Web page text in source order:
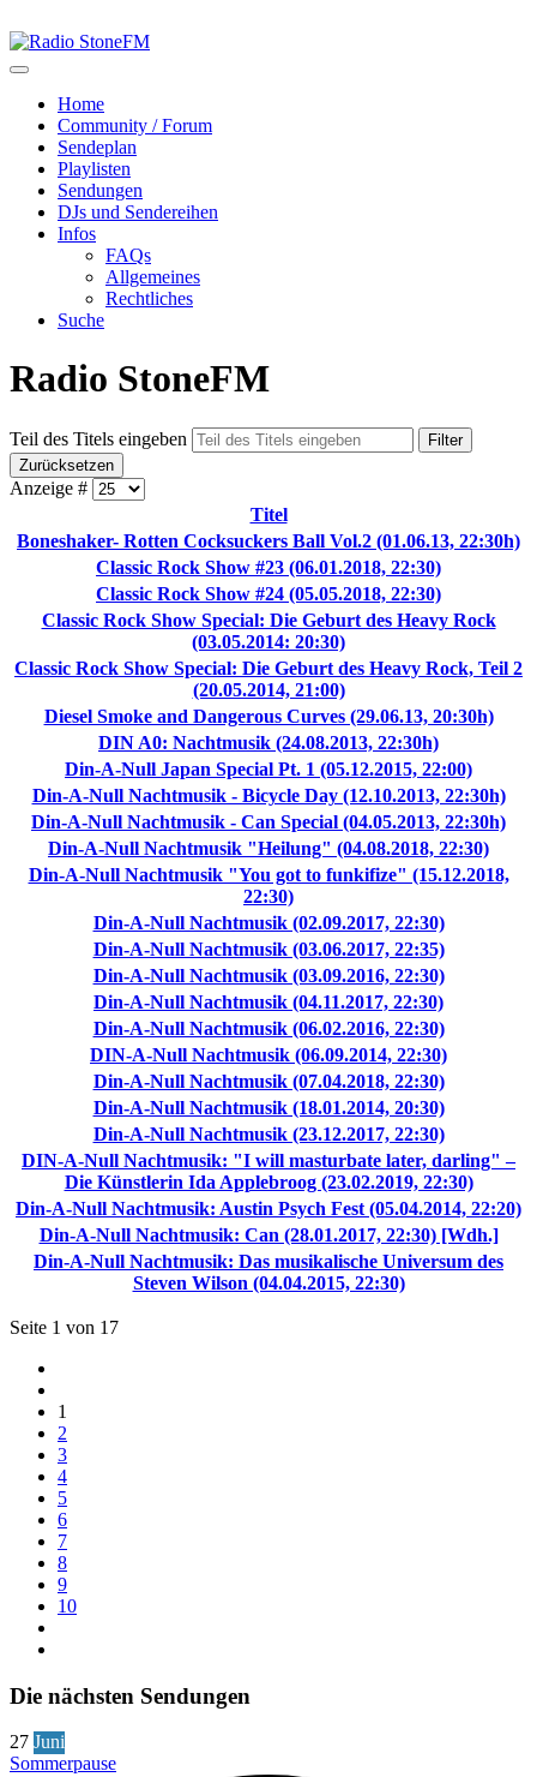
Home
Community / Forum
Sendeplan
Playlisten
Sendungen
DJs und Sendereihen
Infos
FAQs
Allgemeines
Rechtliches
Suche
Radio StoneFM
Teil des Titels eingeben
Filter
Zurücksetzen
Anzeige #
Titel
Boneshaker- Rotten Cocksuckers Ball Vol.2 (01.06.13, 22:30h)
Classic Rock Show #23 (06.01.2018, 22:30)
Classic Rock Show #24 (05.05.2018, 22:30)
Classic Rock Show Special: Die Geburt des Heavy Rock
(03.05.2014: 20:30)
Classic Rock Show Special: Die Geburt des Heavy Rock, Teil 2
(20.05.2014, 21:00)
Diesel Smoke and Dangerous Curves (29.06.13, 20:30h)
DIN A0: Nachtmusik (24.08.2013, 22:30h)
Din-A-Null Japan Special Pt. 1 (05.12.2015, 22:00)
Din-A-Null Nachtmusik - Bicycle Day (12.10.2013, 22:30h)
Din-A-Null Nachtmusik - Can Special (04.05.2013, 22:30h)
Din-A-Null Nachtmusik "Heilung" (04.08.2018, 22:30)
Din-A-Null Nachtmusik "You got to funkifize" (15.12.2018,
22:30)
Din-A-Null Nachtmusik (02.09.2017, 22:30)
Din-A-Null Nachtmusik (03.06.2017, 22:35)
Din-A-Null Nachtmusik (03.09.2016, 22:30)
Din-A-Null Nachtmusik (04.11.2017, 22:30)
Din-A-Null Nachtmusik (06.02.2016, 22:30)
DIN-A-Null Nachtmusik (06.09.2014, 22:30)
Din-A-Null Nachtmusik (07.04.2018, 22:30)
Din-A-Null Nachtmusik (18.01.2014, 20:30)
Din-A-Null Nachtmusik (23.12.2017, 22:30)
DIN-A-Null Nachtmusik: "I will masturbate later, darling" –
Die Künstlerin Ida Applebroog (23.02.2019, 22:30)
Din-A-Null Nachtmusik: Austin Psych Fest (05.04.2014, 22:20)
Din-A-Null Nachtmusik: Can (28.01.2017, 22:30) [Wdh.]
Din-A-Null Nachtmusik: Das musikalische Universum des
Steven Wilson (04.04.2015, 22:30)
Seite 1 von 17
1
2
3
4
5
6
7
8
9
10
Die nächsten Sendungen
27 Juni
Sommerpause